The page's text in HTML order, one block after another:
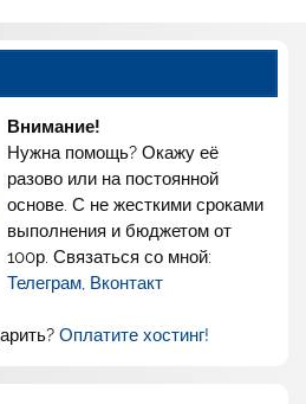
Внимание!
Нужна помощь? Окажу её
разово или на постоянной
основе. С не жесткими сроками
выполнения и бюджетом от
100р. Связаться со мной:
Телеграм Вконтакт
Оплатите хостинг!